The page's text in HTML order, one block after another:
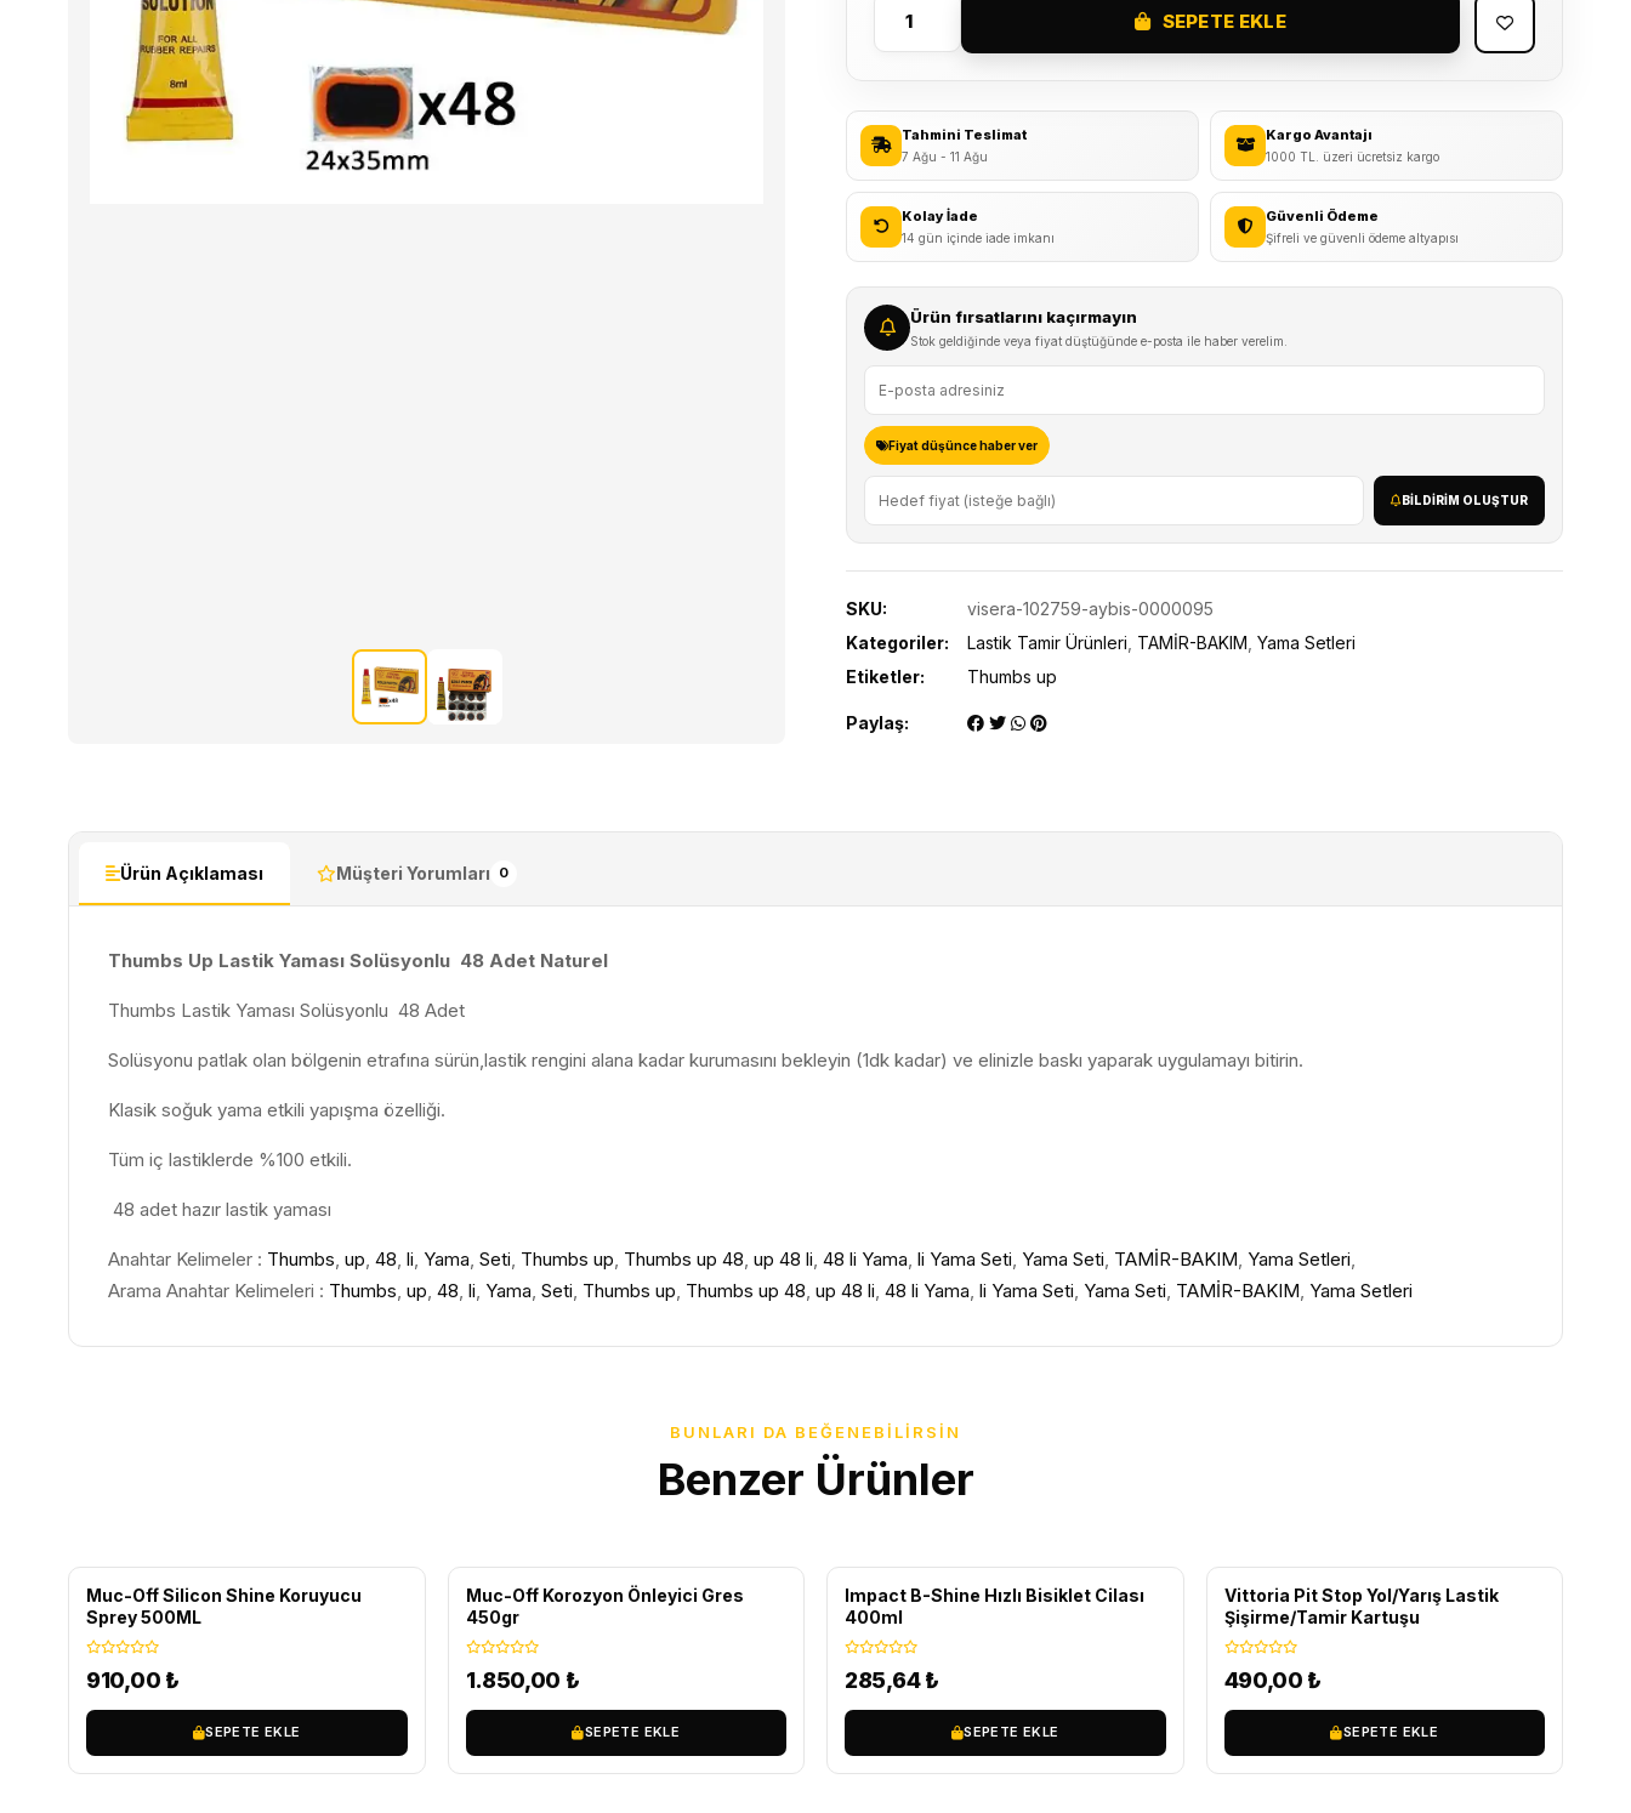
Thumbs
li
Bisiklet
Lastik
Tamir
Yama
Seti
SEPETE EKLE
Tahmini Teslimat
7 Ağu - 11 Ağu
Kargo Avantajı
1000 TL. üzeri ücretsiz kargo
Kolay İade
14 gün içinde iade imkanı
Güvenli Ödeme
Şifreli ve güvenli ödeme altyapısı
Ürün fırsatlarını kaçırmayın
Stok geldiğinde veya fiyat düştüğünde e-posta ile haber verelim.
Fiyat düşünce haber ver
BILDIRIM OLUŞTUR
SKU:
visera-102759-aybis-0000095
Kategoriler:
Lastik Tamir Ürünleri TAMİR-BAKIM Yama Setleri
Etiketler:
Thumbs up
Paylaş:
Ürün Açıklaması Müşteri Yorumları 0
Thumbs Up Lastik Yaması Solüsyonlu 48 Adet Naturel
Thumbs Lastik Yaması Solüsyonlu 48 Adet
Solüsyonu patlak olan bölgenin etrafına sürün,lastik rengini alana kadar kurumasını bekleyin (1dk kadar) ve elinizle baskı yaparak uygulamayı bitirin.
Klasik soğuk yama etkili yapışma özelliği.
Tüm iç lastiklerde %100 etkili.
48 adet hazır lastik yaması
Anahtar Kelimeler : Thumbs, up, 48, li, Yama, Seti, Thumbs up, Thumbs up 48, up 48 li, 48 li Yama, li Yama Seti, Yama Seti, TAMİR-BAKIM, Yama Setleri,
Arama Anahtar Kelimeleri : Thumbs, up, 48, li, Yama, Seti, Thumbs up, Thumbs up 48, up 48 li, 48 li Yama, li Yama Seti, Yama Seti, TAMİR-BAKIM, Yama Setleri
BUNLARI DA BEĞENEBILIRSIN
Benzer Ürünler
Muc-Off Silicon Shine Koruyucu
Sprey 500ML
910,00 ₺
SEPETE EKLE
Muc-Off Korozyon Önleyici Gres
450gr
1.850,00 ₺
SEPETE EKLE
Impact B-Shine Hızlı Bisiklet Cilası
400ml
285,64₺
SEPETE EKLE
Vittoria Pit Stop Yol/Yarış Lastik
Şişirme/Tamir Kartuşu
490,00 ₺
SEPETE EKLE